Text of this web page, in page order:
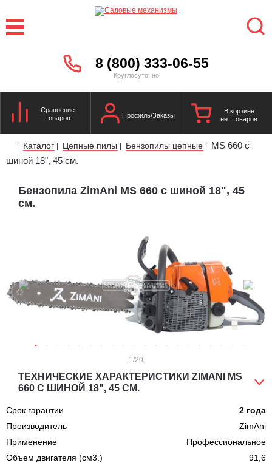
8 (800) 333-06-55
Круглосуточно
Сравнение
товаров
Профиль/Заказы
В корзине
нет товаров
| Каталог | Цепные пилы | Бензопилы цепные |
MS 660 с
шиной 18", 45 см.
Бензопила ZimAni MS 660 с шиной 18", 45
см.
1/20
ТЕХНИЧЕСКИЕ ХАРАКТЕРИСТИКИ ZIMANI MS
660 С ШИНОЙ 18", 45 СМ.
Срок гарантии
2 года
Производитель
ZimAni
Применение
Профессиональное
Объем двигателя (см3.)
91,6